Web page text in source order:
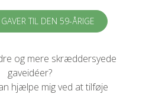
GAVER TIL DEN 59-ÅRIGE
og mere skræddersyede
gaveidéer?
hjælpe mig ved at tilføje